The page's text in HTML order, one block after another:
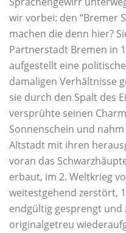
wir vorbei: den “Bremer
machen die denn hier?
Partnerstadt Bremen in
aufgestellt eine
damaligen Verhältnisse
sie durch den Spalt des
versprühte seinen
Sonnenschein und
Altstadt mit ihren
voran das
erbaut, im 2. Weltkrieg
weitestgehend zerstört,
endgültig gesprengt und
originalgetreu